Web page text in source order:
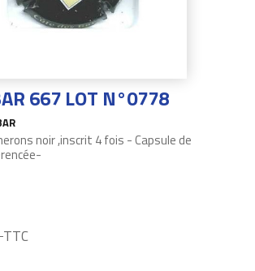
667 LOT N°0778
noir ,inscrit 4 fois - Capsule de
TTC